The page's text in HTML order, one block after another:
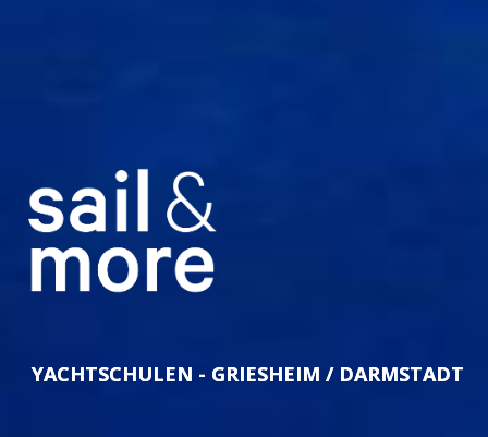
YACHTSCHULEN - GRIESHEIM / DARMSTADT